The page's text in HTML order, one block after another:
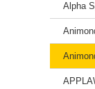
Alpha